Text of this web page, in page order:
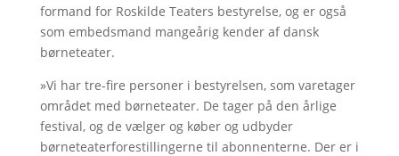
formand for Roskilde Teaters bestyrelse, og er også
som embedsmand mangeårig kender af dansk
børneteater.
»Vi har tre-fire personer i bestyrelsen, som varetager
området med børneteater. De tager på den årlige
festival, og de vælger og køber og udbyder
børneteaterforestillingerne til abonnenterne. Der er i